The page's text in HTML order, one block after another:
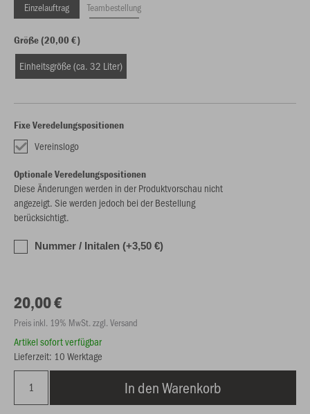
Einzelauftrag Teambestellung
Größe (20,00 €)
Einheitsgröße (ca. 32 Liter)
Fixe Veredelungspositionen
Vereinslogo
Optionale Veredelungspositionen
Diese Änderungen werden in der Produktvorschau nicht
angezeigt. Sie werden jedoch bei der Bestellung
berücksichtigt.
Nummer / Initalen (+3,50 €)
20,00 €
Preis inkl. 19% MwSt. zzgl. Versand
Artikel sofort verfügbar
Lieferzeit: 10 Werktage
In den Warenkorb